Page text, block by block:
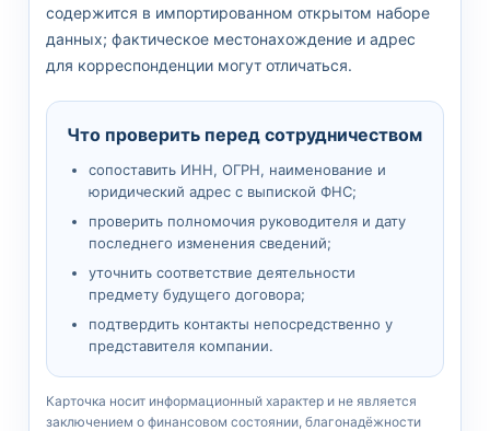
содержится в импортированном открытом наборе
данных; фактическое местонахождение и адрес
для корреспонденции могут отличаться.
Что проверить перед сотрудничеством
сопоставить ИНН, ОГРН, наименование и
юридический адрес с выпиской ФНС;
проверить полномочия руководителя и дату
последнего изменения сведений;
уточнить соответствие деятельности
предмету будущего договора;
подтвердить контакты непосредственно у
представителя компании.
Карточка носит информационный характер и не является
заключением о финансовом состоянии, благонадёжности